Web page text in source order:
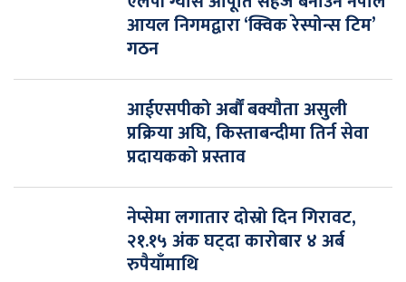
आयल निगमद्वारा ‘क्विक रेस्पोन्स टिम’
गठन
आईएसपीको अर्बौं बक्यौता असुली
प्रक्रिया अघि, किस्ताबन्दीमा तिर्न सेवा
प्रदायकको प्रस्ताव
नेप्सेमा लगातार दोस्रो दिन गिरावट,
२१.१५ अंक घट्दा कारोबार ४ अर्ब
रुपैयाँमाथि